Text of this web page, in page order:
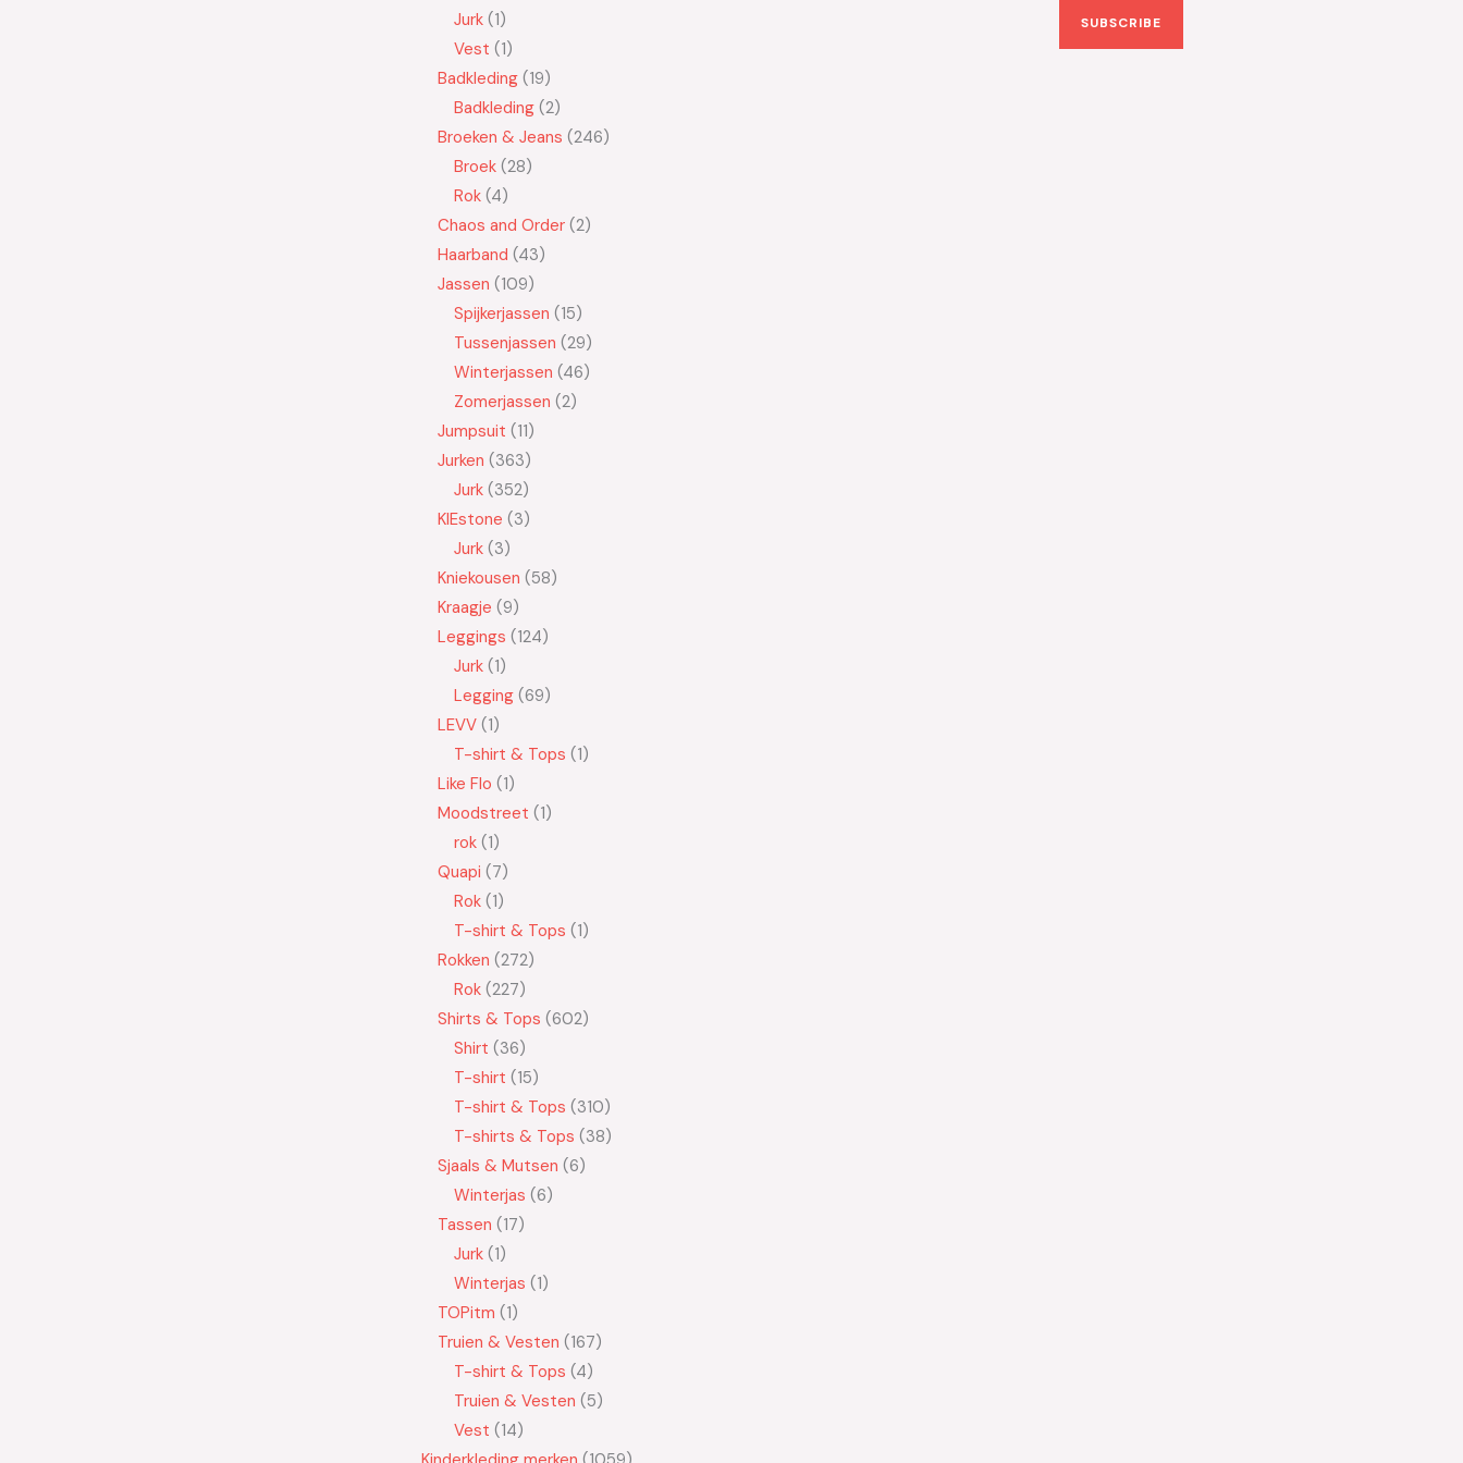
Jurk 1
Vest 1
Badkleding 19
Badkleding 2
Broeken & Jeans 246
Broek 28
Rok 4
Chaos and Order 2
Haarband 43
Jassen 109
Spijkerjassen 15
Tussenjassen 29
Winterjassen 46
Zomerjassen 2
Jumpsuit 11
Jurken 363
Jurk 352
KIEstone 3
Jurk 3
Kniekousen 58
Kraagje 9
Leggings 124
Jurk 1
Legging 69
LEVV 1
T-shirt & Tops 1
Like Flo 1
Moodstreet 1
rok 1
Quapi 7
Rok 1
T-shirt & Tops 1
Rokken 272
Rok 227
Shirts & Tops 602
Shirt 36
T-shirt 15
T-shirt & Tops 310
T-shirts & Tops 38
Sjaals & Mutsen 6
Winterjas 6
Tassen 17
Jurk 1
Winterjas 1
TOPitm 1
Truien & Vesten 167
T-shirt & Tops 4
Truien & Vesten 5
Vest 14
SUBSCRIBE